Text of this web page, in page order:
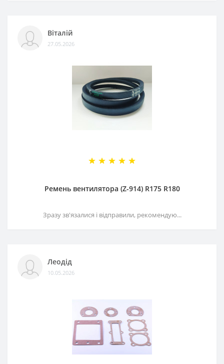
Віталій
27.05.2026
Ремень вентилятора (Z-914) R175 R180
Зразу зв'язалися і відправили, рекомендую...
Леодід
10.05.2026